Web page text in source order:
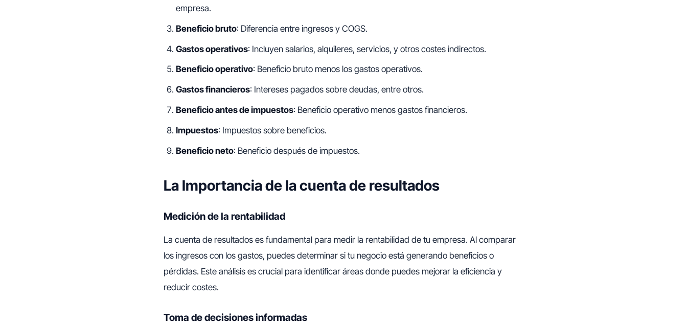
empresa.
Beneficio bruto: Diferencia entre ingresos y COGS.
Gastos operativos: Incluyen salarios, alquileres, servicios, y otros costes indirectos.
Beneficio operativo: Beneficio bruto menos los gastos operativos.
Gastos financieros: Intereses pagados sobre deudas, entre otros.
Beneficio antes de impuestos: Beneficio operativo menos gastos financieros.
Impuestos: Impuestos sobre beneficios.
Beneficio neto: Beneficio después de impuestos.
La Importancia de la cuenta de resultados
Medición de la rentabilidad
La cuenta de resultados es fundamental para medir la rentabilidad de tu empresa. Al comparar
los ingresos con los gastos, puedes determinar si tu negocio está generando beneficios o
pérdidas. Este análisis es crucial para identificar áreas donde puedes mejorar la eficiencia y
reducir costes.
Toma de decisiones informadas